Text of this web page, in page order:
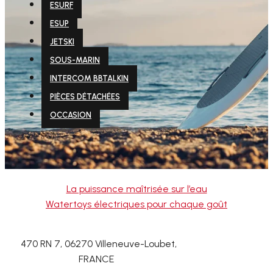
ESURF
ESUP
JETSKI
SOUS-MARIN
INTERCOM BBTALKIN
PIÈCES DÉTACHÉES
OCCASION
La puissance maîtrisée sur l’eau
Watertoys électriques pour chaque goût
470 RN 7, 06270 Villeneuve-Loubet,
FRANCE